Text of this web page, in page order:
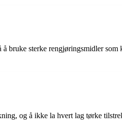
bruke sterke rengjøringsmidler som
og å ikke la hvert lag tørke